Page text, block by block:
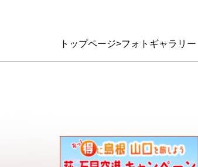
トップページ フォトギャラリー